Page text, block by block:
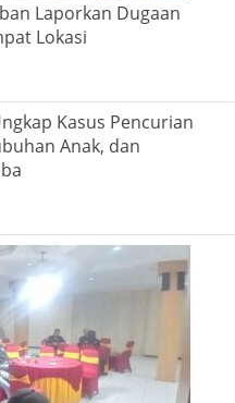
Laporkan Dugaan
Lokasi
Kasus Pencurian
Anak, dan